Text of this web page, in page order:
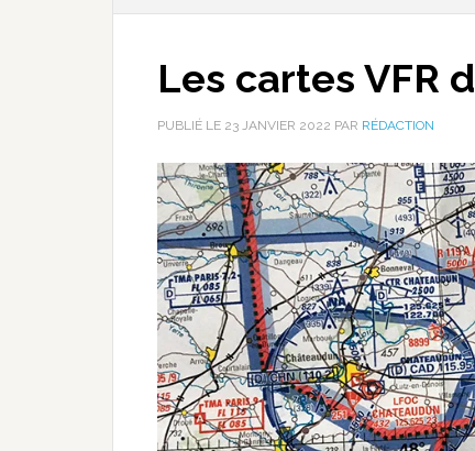
Les cartes VFR
PUBLIÉ LE 23 JANVIER 2022 PAR RÉDACTION